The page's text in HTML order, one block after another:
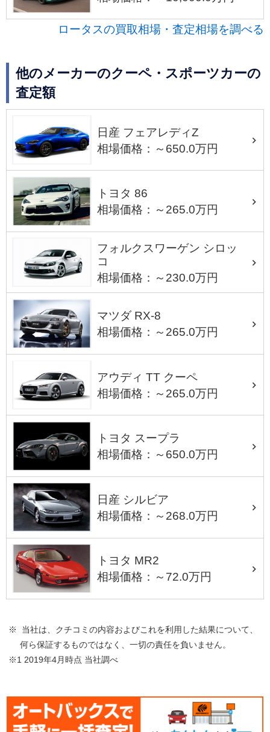
ロータスの買取相場・査定相場を調べる
他のメーカーのクーペ・スポーツカーの
査定額
日産 フェアレディZ
相場価格：～650.0万円
トヨタ 86
相場価格：～265.0万円
フォルクスワーゲン シロッ
コ
相場価格：～230.0万円
マツダ RX-8
相場価格：～265.0万円
アウディ TT クーペ
相場価格：～265.0万円
トヨタ スープラ
相場価格：～650.0万円
日産 シルビア
相場価格：～268.0万円
トヨタ MR2
相場価格：～72.0万円
※ 当社は、クチコミの内容およびこれを利用した結果について、
何ら保証するものではなく、一切の責任を負いません。
※1 2019年4月時点 当社調べ